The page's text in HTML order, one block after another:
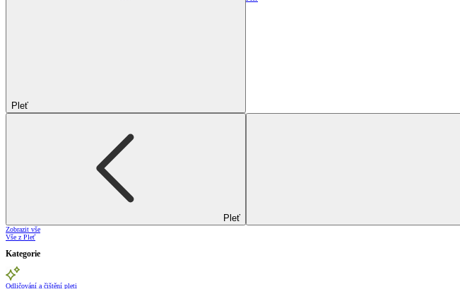
Pleť
Pleť
Zobrazit vše
Vše z Pleť
Kategorie
Odličování a čištění pleti